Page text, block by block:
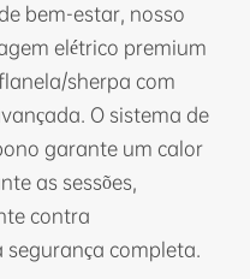
bem-estar, nosso
elétrico premium
sherpa com
O sistema de
garante um calor
as sessões,
contra
completa.